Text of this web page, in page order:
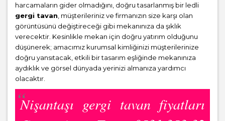
harcamaların gider olmadığını, doğru tasarlanmış bir ledli
gergi tavan , müşterileriniz ve firmanızın size karşı olan
görüntüsünü değiştireceği gibi mekanınıza da şıklık
verecektir. Kesinlikle mekan için doğru yatırım olduğunu
düşünerek; amacımız kurumsal kimliğinizi müşterilerinize
doğru yansıtacak, etkili bir tasarım eşliğinde mekanınıza
aydıklık ve görsel dünyada yerinizi almanıza yardımcı
olacaktır.
Nişantaşı gergi tavan fiyatları